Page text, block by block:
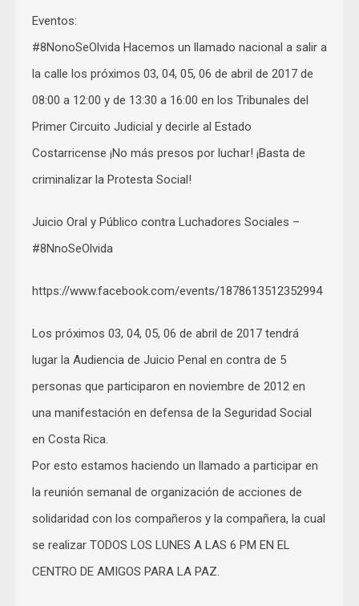
Eventos:
#8NonoSeOlvida Hacemos un llamado nacional a salir a
la calle los próximos 03, 04, 05, 06 de abril de 2017 de
08:00 a 12:00 y de 13:30 a 16:00 en los Tribunales del
Primer Circuito Judicial y decirle al Estado
Costarricense ¡No más presos por luchar! ¡Basta de
criminalizar la Protesta Social!
Juicio Oral y Público contra Luchadores Sociales –
#8NnoSeOlvida
https://www.facebook.com/events/1878613512352994
Los próximos 03, 04, 05, 06 de abril de 2017 tendrá
lugar la Audiencia de Juicio Penal en contra de 5
personas que participaron en noviembre de 2012 en
una manifestación en defensa de la Seguridad Social
en Costa Rica.
Por esto estamos haciendo un llamado a participar en
la reunión semanal de organización de acciones de
solidaridad con los compañeros y la compañera, la cual
se realizar TODOS LOS LUNES A LAS 6 PM EN EL
CENTRO DE AMIGOS PARA LA PAZ.